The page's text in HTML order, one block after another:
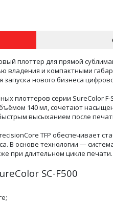
плоттер для прямой
владения и компактными
нового бизнеса
плоттеров серии SureColor
140 мл, сочетают
высыханием после
TFP обеспечивает
В основе технологии —
при длительном цикле печати.
SC-F500